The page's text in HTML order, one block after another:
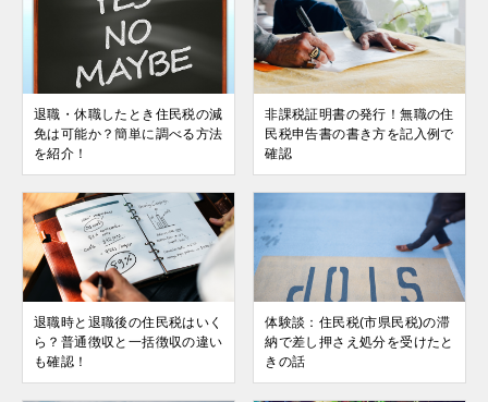
退職・休職したとき住民税の減
免は可能か？簡単に調べる方法
を紹介！
非課税証明書の発行！無職の住
民税申告書の書き方を記入例で
確認
退職時と退職後の住民税はいく
ら？普通徴収と一括徴収の違い
も確認！
体験談：住民税(市県民税)の滞
納で差し押さえ処分を受けたと
きの話